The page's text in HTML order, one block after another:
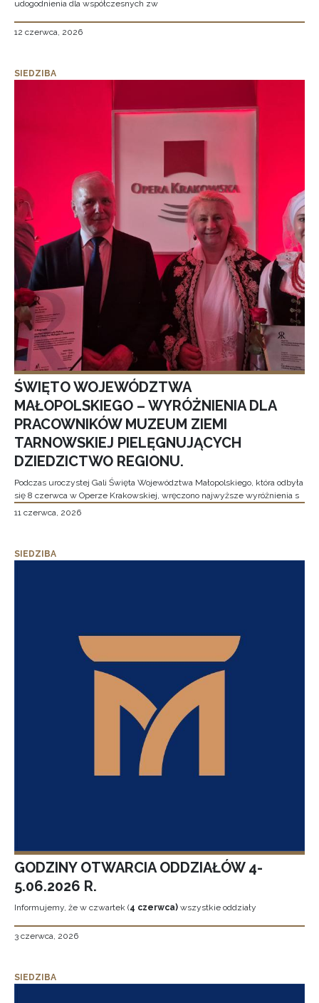
udogodnienia dla współczesnych zw
12 czerwca, 2026
SIEDZIBA
ŚWIĘTO WOJEWÓDZTWA
MAŁOPOLSKIEGO – WYRÓŻNIENIA DLA
PRACOWNIKÓW MUZEUM ZIEMI
TARNOWSKIEJ PIELĘGNUJĄCYCH
DZIEDZICTWO REGIONU.
Podczas uroczystej Gali Święta Województwa Małopolskiego, która odbyła
się 8 czerwca w Operze Krakowskiej, wręczono najwyższe wyróżnienia s
11 czerwca, 2026
SIEDZIBA
GODZINY OTWARCIA ODDZIAŁÓW 4-
5.06.2026 R.
Informujemy, że w czwartek (4 czerwca) wszystkie oddziały
3 czerwca, 2026
SIEDZIBA